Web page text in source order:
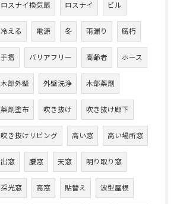
ロスナイ換気扇 ロスナイ ビル
冷える 電源 冬 雨漏り 腐朽
手摺 バリアフリー 高齢者 ホース
木部外壁 外壁洗浄 木部薬剤
薬剤塗布 吹き抜け 吹き抜け廊下
吹き抜けリビング 高い窓 高い場所窓
出窓 腰窓 天窓 明り取り窓
採光窓 高窓 貼替え 波型屋根